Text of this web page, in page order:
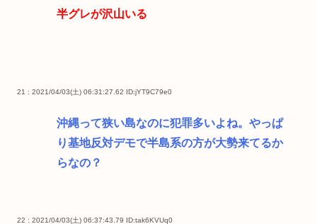
半グレが沢山いる
21 : 2021/04/03(土) 06:31:27.62 ID:jYT9C79e0
沖縄って狭い島なのに犯罪多いよね。やっぱ
り基地反対デモで半島系の方が大勢来てるか
らなの？
22 : 2021/04/03(土) 06:37:43.79 ID:tak6KVUq0